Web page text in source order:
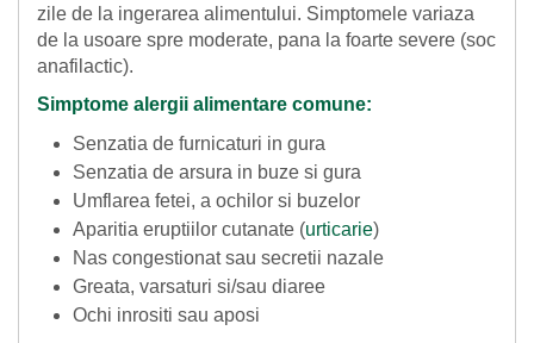
zile de la ingerarea alimentului. Simptomele variaza
de la usoare spre moderate, pana la foarte severe (soc
anafilactic).
Simptome alergii alimentare comune:
Senzatia de furnicaturi in gura
Senzatia de arsura in buze si gura
Umflarea fetei, a ochilor si buzelor
Aparitia eruptiilor cutanate (urticarie)
Nas congestionat sau secretii nazale
Greata, varsaturi si/sau diaree
Ochi inrositi sau aposi